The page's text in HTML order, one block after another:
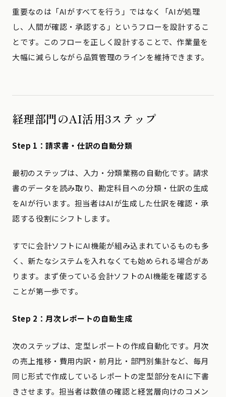
重要なのは「AIがすべてを行う」ではなく「AIが処理
し、人間が確認・承認する」というフローを設計するこ
とです。このフローを正しく設計することで、作業量を
大幅に減らしながら品質管理のラインを維持できます。
経理部門のAI活用3ステップ
Step 1：請求書・仕訳の自動分類
最初のステップは、入力・分類業務の自動化です。請求
書のデータを読み取り、勘定科目への分類・仕訳の生成
をAIが行います。担当者はAIが生成した仕訳を確認・承
認する役割にシフトします。
すでに会計ソフトにAI機能が組み込まれているものも多
く、新たなシステムを入れなくても始められる場合があ
ります。まず使っている会計ソフトのAI機能を確認する
ことが第一歩です。
Step 2：月次レポートの自動生成
次のステップは、定型レポートの作成自動化です。月次
の売上推移・費用内訳・前月比・部門別集計など、毎月
同じ形式で作成しているレポートの定型部分をAIに下書
きさせます。担当者は数値の確認と経営層向けのコメン